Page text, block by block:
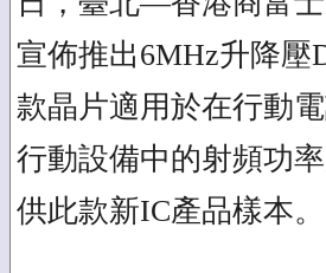
宣佈推出6MHz升降壓
款晶片適用於在行動
行動設備中的射頻功
供此款新IC產品樣本。